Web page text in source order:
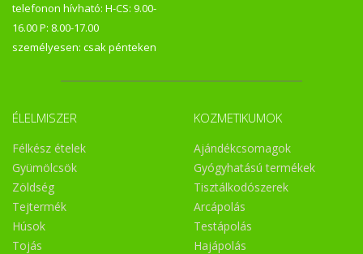
telefonon hívható: H-CS: 9.00-
16.00 P: 8.00-17.00
személyesen: csak pénteken
ÉLELMISZER
Félkész ételek
Gyümölcsök
Zöldség
Tejtermék
Húsok
Tojás
KOZMETIKUMOK
Ajándékcsomagok
Gyógyhatású termékek
Tisztálkodószerek
Arcápolás
Testápolás
Hajápolás